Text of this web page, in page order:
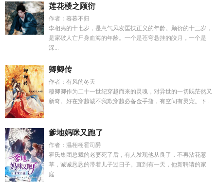
莲花楼之顾衍
作者：暮暮不归
李相夷的十七岁，是意气风发匡扶正义的年龄。顾衍的十三岁，
是家破人亡尸身血海的年龄。一个是苍穹悬挂的皎月，一个是
深...
卿卿传
作者：有风的冬天
穆卿卿作为二十一世纪穿越而来的灵魂，对异世的一切既茫然又
新奇。好在穿越诚不我欺穿越必备金手指，有空间有灵宠。下...
爹地妈咪又跑了
作者：温栩栩霍司爵
霍氏集团总裁的老婆死了后，有人发现他从良了，不再沾花惹
草，诚诚恳恳的带着儿子过日子。直到有一天，他新聘请的家
庭...